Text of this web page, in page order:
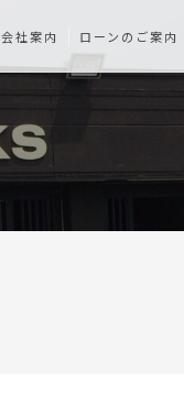
会社案内 ローンのご案内